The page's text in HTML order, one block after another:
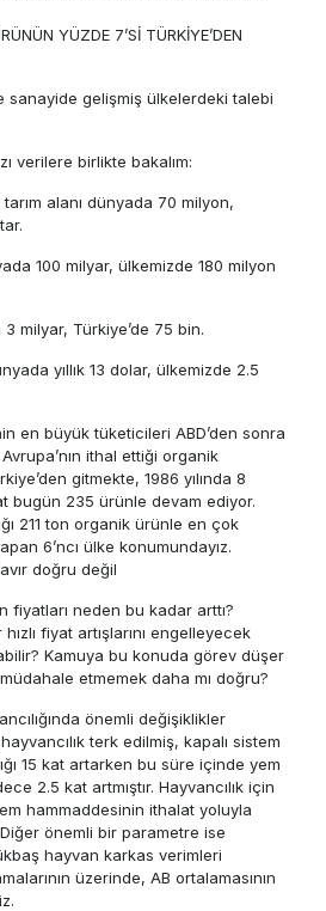
YÜZDE 7’Sİ TÜRKİYE’DEN
sanayide gelişmiş ülkelerdeki talebi
verilere birlikte bakalım:
tarım alanı dünyada 70 milyon,
100 milyar, ülkemizde 180 milyon
3 milyar, Türkiye’de 75 bin.
yıllık 13 dolar, ülkemizde 2.5
en büyük tüketicileri ABD’den sonra
ithal ettiği organik
gitmekte, 1986 yılında 8
bugün 235 ürünle devam ediyor.
211 ton organik ürünle en çok
6’ncı ülke konumundayız.
doğru değil
neden bu kadar arttı?
fiyat artışlarını engelleyecek
Kamuya bu konuda görev düşer
etmemek daha mı doğru?
önemli değişiklikler
terk edilmiş, kapalı sistem
15 kat artarken bu süre içinde yem
2.5 kat artmıştır. Hayvancılık için
hammaddesinin ithalat yoluyla
Diğer önemli bir parametre ise
hayvan karkas verimleri
üzerinde, AB ortalamasının